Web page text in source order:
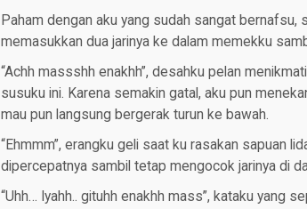
Paham dengan aku yang sudah sangat
memasukkan dua jarinya ke dalam memekku
“Achh massshh enakhh”, desahku pelan
susuku ini. Karena semakin gatal, aku pun
mau pun langsung bergerak turun ke bawah.
“Ehmmm”, erangku geli saat ku rasakan sapuan
dipercepatnya sambil tetap mengocok jarinya di
“Uhh… Iyahh.. gituhh enakhh mass”, kataku yang